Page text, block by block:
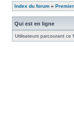
Index du forum »
Qui est en ligne
Utilisateurs parcourant ce